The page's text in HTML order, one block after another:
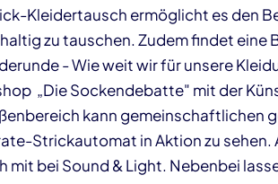
Kleidertausch ermöglicht es den
zu tauschen. Zudem findet eine
- Wie weit wir für unsere
„Die Sockendebatte" mit der
kann gemeinschaftlichen
Strickautomat in Aktion zu sehen.
mit bei Sound & Light. Nebenbei